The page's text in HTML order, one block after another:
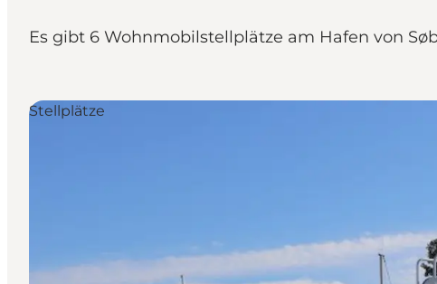
Erlebnisse
Unterkünfte
Es gibt 6 Wohnmobilstellplätze am Hafen von
Stellplätze